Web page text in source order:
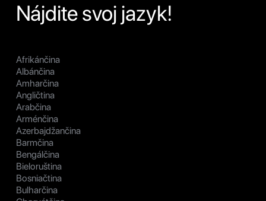
Nájdite svoj jazyk!
Afrikánčina
Albánčina
Amharčina
Angličtina
Arabčina
Arménčina
Azerbajdžančina
Barmčina
Bengálčina
Bieloruština
Bosniačtina
Bulharčina